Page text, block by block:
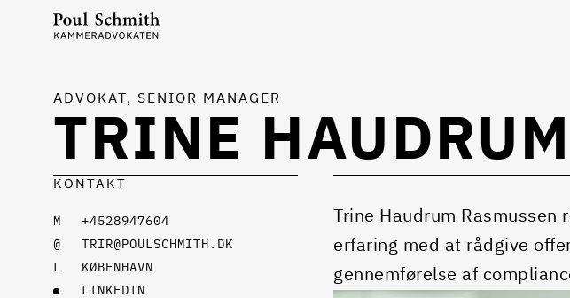
TRINE
ADVOKAT, SENIOR MANAGER
KONTAKT
+4528947604
TRIR@POULSCHMITH.DK
KØBENHAVN
LINKEDIN
Trine Haudrum
erfaring med at rådgive
gennemførelse af